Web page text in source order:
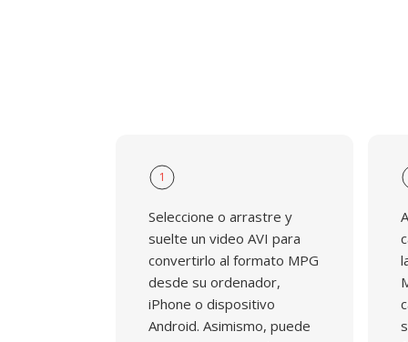
1
Seleccione o arrastre y
suelte un video AVI para
convertirlo al formato MPG
desde su ordenador,
iPhone o dispositivo
Android. Asimismo, puede